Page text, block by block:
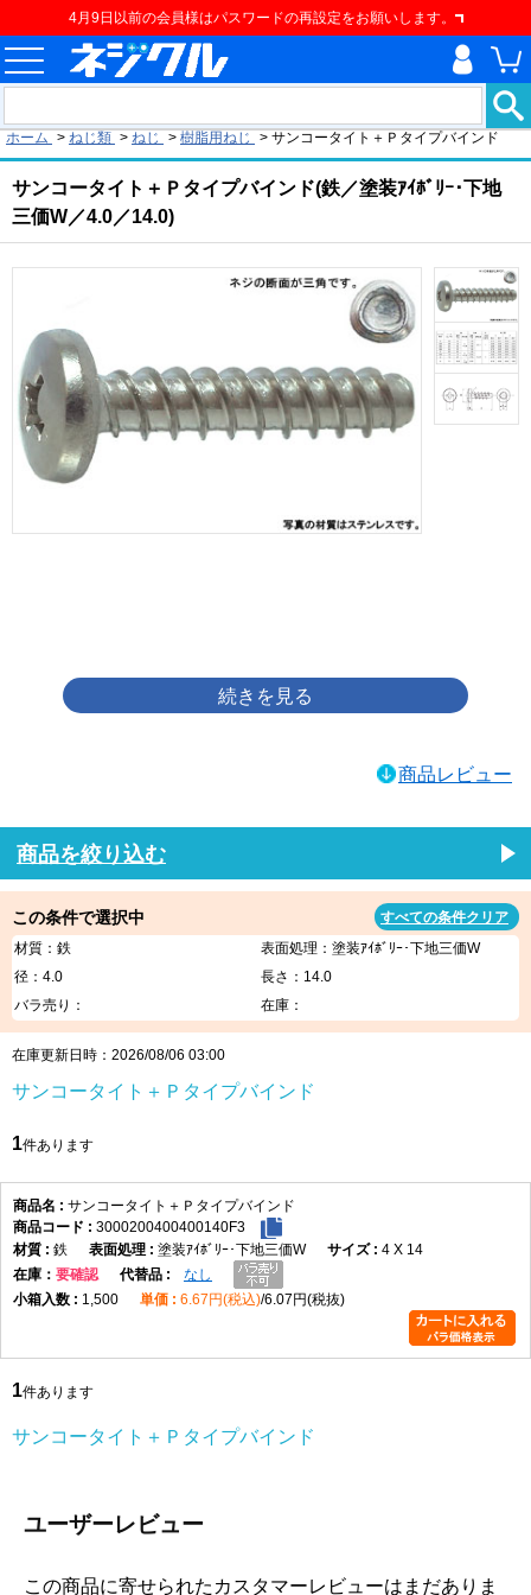
4月9日以前の会員様はパスワードの再設定をお願いします。
ホーム > ねじ類 > ねじ > 樹脂用ねじ > サンコータイト＋Ｐタイプバインド
サンコータイト＋Ｐタイプバインド(鉄／塗装ｱｲﾎﾞﾘｰ･下地
三価W／4.0／14.0)
商品レビュー
商品を絞り込む
この条件で選択中
すべての条件クリア
材質：鉄
表面処理：塗装ｱｲﾎﾞﾘｰ･下地三価W
径：4.0
長さ：14.0
バラ売り：
在庫：
在庫更新日時：2026/08/06 03:00
サンコータイト＋Ｐタイプバインド
1件あります
サンコータイト＋Ｐタイプバインド
3000200400400140F3
鉄
塗装ｱｲﾎﾞﾘｰ･下地三価W
4 X 14
在庫
要確認
なし
1,500
6.67円(税込) 6.07円(税抜)
1件あります
サンコータイト＋Ｐタイプバインド
ユーザーレビュー
この商品に寄せられたカスタマーレビューはまだありま